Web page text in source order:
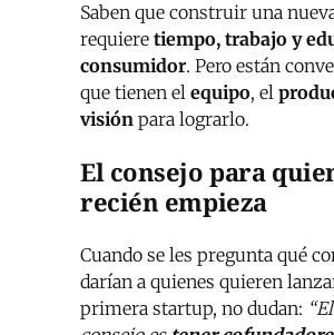
Saben que construir una
requiere tiempo, trabajo y
consumidor. Pero están
que tienen el equipo, el
visión para lograrlo.
El consejo para
recién empieza
Cuando se les pregunta qué
darían a quienes quieren
primera startup, no dudan: